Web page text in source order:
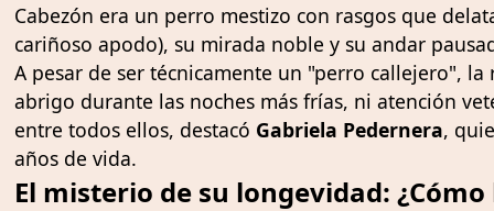
Cabezón era un perro mestizo con rasgos que
cariñoso apodo), su mirada noble y su andar
A pesar de ser técnicamente un "perro callejero",
abrigo durante las noches más frías, ni atención
entre todos ellos, destacó Gabriela Pedernera,
años de vida.
El misterio de su longevidad: